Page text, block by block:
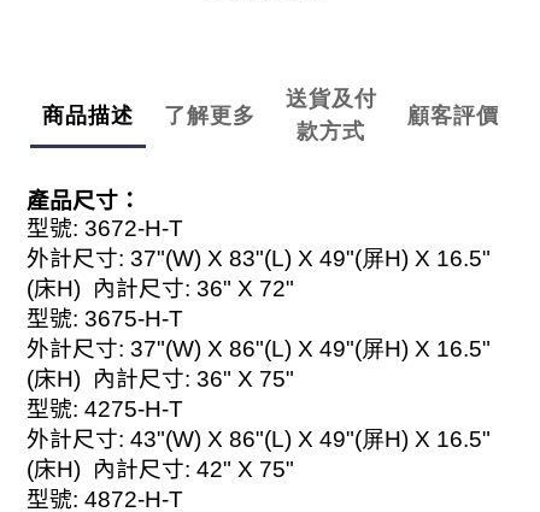
商品描述 了解更多
送貨及付
款方式
顧客評價
產品尺寸：
型號: 3672-H-T
外計尺寸: 37"(W) X 83"(L) X 49"(屏H) X 16.5"
(床H) 內計尺寸: 36" X 72"
型號: 3675-H-T
外計尺寸: 37"(W) X 86"(L) X 49"(屏H) X 16.5"
(床H) 內計尺寸: 36" X 75"
型號: 4275-H-T
外計尺寸: 43"(W) X 86"(L) X 49"(屏H) X 16.5"
(床H) 內計尺寸: 42" X 75"
型號: 4872-H-T